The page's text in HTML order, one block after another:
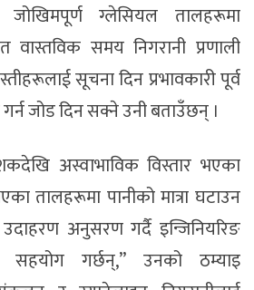
ग्लेसियल तालहरूमा
वास्तविक समय निगरानी प्रणाली
सूचना दिन प्रभावकारी पूर्व
जोड दिन सक्ने उनी बताउँछन् ।
अस्वाभाविक विस्तार भएका
तालहरूमा पानीको मात्रा घटाउन
अनुसरण गर्दै इन्जिनियरिङ
सहयोग गर्छन्,” उनको ठम्याइ